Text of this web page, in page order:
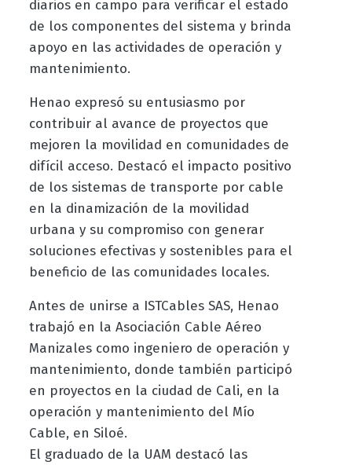
diarios en campo para verificar el estado
de los componentes del sistema y brinda
apoyo en las actividades de operación y
mantenimiento.
Henao expresó su entusiasmo por
contribuir al avance de proyectos que
mejoren la movilidad en comunidades de
difícil acceso. Destacó el impacto positivo
de los sistemas de transporte por cable
en la dinamización de la movilidad
urbana y su compromiso con generar
soluciones efectivas y sostenibles para el
beneficio de las comunidades locales.
Antes de unirse a ISTCables SAS, Henao
trabajó en la Asociación Cable Aéreo
Manizales como ingeniero de operación y
mantenimiento, donde también participó
en proyectos en la ciudad de Cali, en la
operación y mantenimiento del Mío
Cable, en Siloé.
El graduado de la UAM destacó las